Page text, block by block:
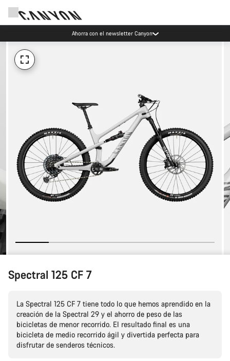
Ahorra con el newsletter Canyon
Spectral 125 CF 7
La Spectral 125 CF 7 tiene todo lo que hemos aprendido en la
creación de la Spectral 29 y el ahorro de peso de las
bicicletas de menor recorrido. El resultado final es una
bicicleta de medio recorrido ágil y divertida perfecta para
disfrutar de senderos técnicos.